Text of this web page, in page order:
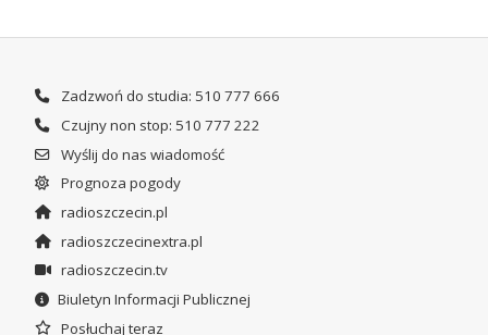
Zadzwoń do studia: 510 777 666
Czujny non stop: 510 777 222
Wyślij do nas wiadomość
Prognoza pogody
radioszczecin.pl
radioszczecinextra.pl
radioszczecin.tv
Biuletyn Informacji Publicznej
Posłuchaj teraz